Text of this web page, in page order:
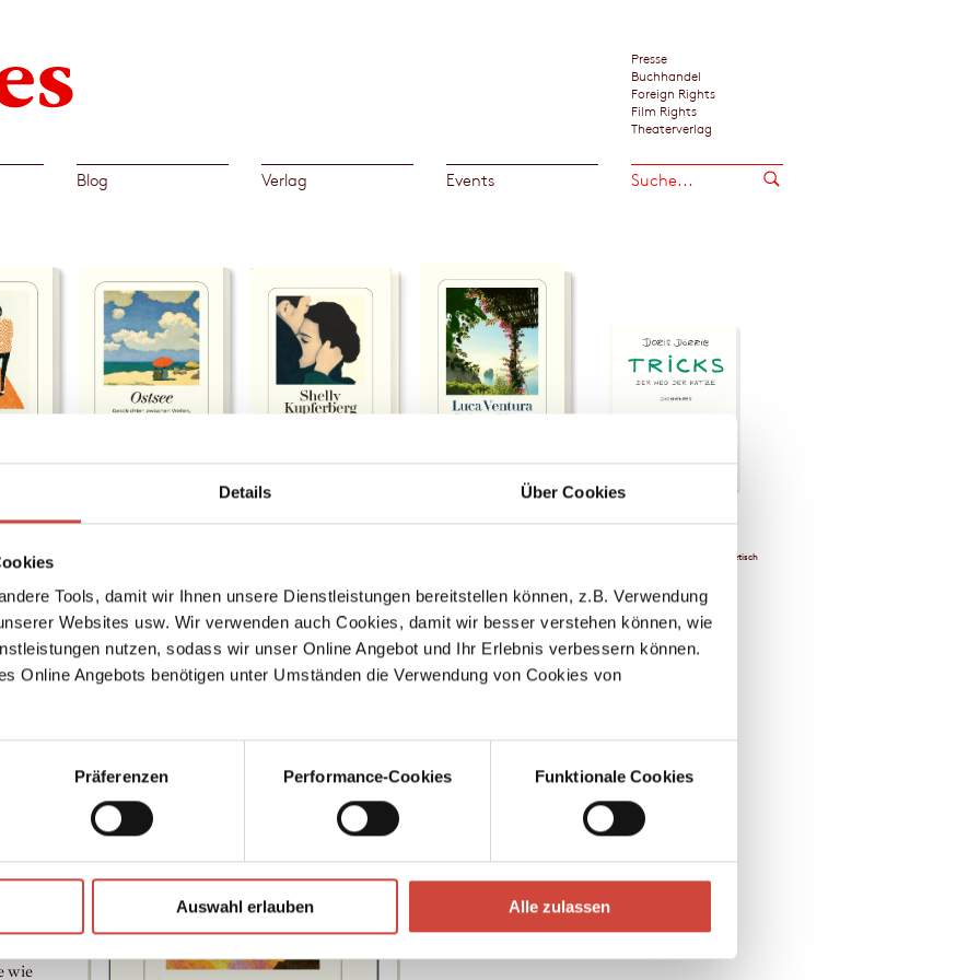
Details Über Cookies
Tools, damit wir Ihnen unsere Dienstleistungen bereitstellen können, z.B. Verwendung
Websites usw. Wir verwenden auch Cookies, damit wir besser verstehen können, wie
nutzen, sodass wir unser Online Angebot und Ihr Erlebnis verbessern können.
Online Angebots benötigen unter Umständen die Verwendung von Cookies von
Präferenzen Performance-Cookies Funktionale Cookies
Auswahl erlauben Alle zulassen
Presse
Buchhandel
Foreign Rights
Film Rights
Theaterverlag
Blog Verlag Events
Alphabetisch
wie